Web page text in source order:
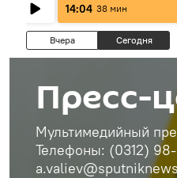
14:04 38 мин
Вчера Сегодня
Пресс-
Мультимедийный
Телефоны: (0312)